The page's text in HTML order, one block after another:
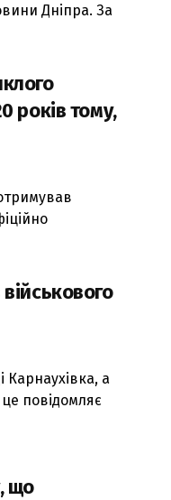
Дніпра. За
років тому,
Карнаухівка, а
повідомляє
що